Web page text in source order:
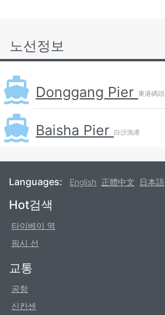
노선정보
Donggang Pier 東港碼頭
Baisha Pier 白沙漁港
Languages: English 正體中文 日本語
Footer
Hot검색
타이베이 역
핑시 선
교통
공항
신칸센